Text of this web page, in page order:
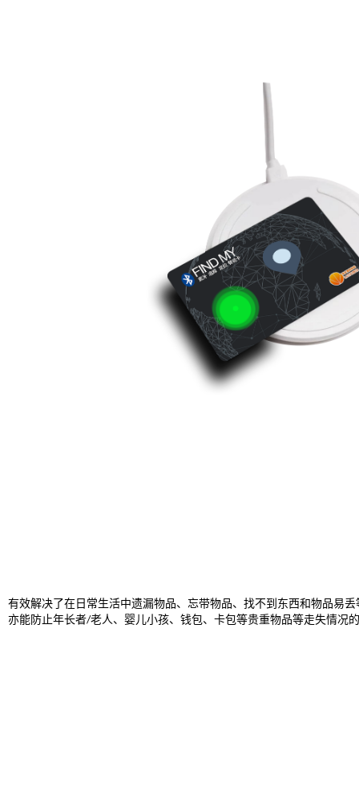
有效解决了在日常生活中遗漏物品、忘带物品、找不到东西和物品易丢
亦能防止年长者/老人、婴儿小孩、 钱包、卡包等贵重物品等走失情况